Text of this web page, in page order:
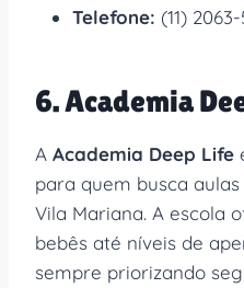
Telefone: (11)
6. Academia
A Academia Deep Life
para quem busca
Vila Mariana. A escola
bebês até níveis de
sempre priorizando